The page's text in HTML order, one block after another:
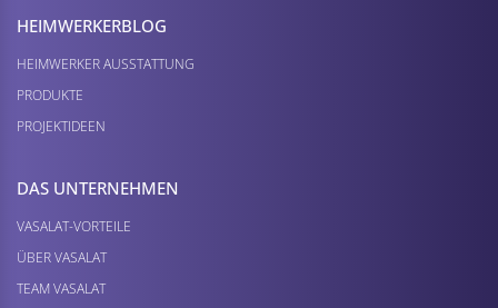
HEIMWERKER­BLOG
HEIMWERKER AUSSTATTUNG
PRODUKTE
PROJEKTIDEEN
DAS UNTERNEHMEN
VASALAT-VORTEILE
ÜBER VASALAT
TEAM VASALAT